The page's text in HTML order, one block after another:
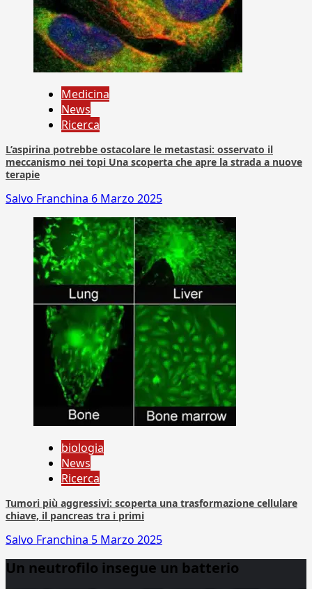
Medicina
News
Ricerca
L’aspirina potrebbe ostacolare le metastasi: osservato il
meccanismo nei topi Una scoperta che apre la strada a nuove
terapie
Salvo Franchina 6 Marzo 2025
biologia
News
Ricerca
Tumori più aggressivi: scoperta una trasformazione cellulare
chiave, il pancreas tra i primi
Salvo Franchina 5 Marzo 2025
Un neutrofilo insegue un batterio